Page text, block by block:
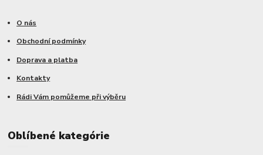
O nás
Obchodní podmínky
Doprava a platba
Kontakty
Rádi Vám pomůžeme při výběru
Oblíbené kategórie